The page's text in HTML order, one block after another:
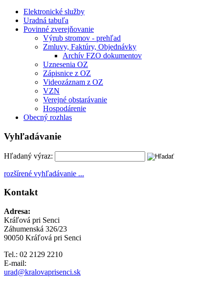
Elektronické služby
Uradná tabuľa
Povinné zverejňovanie
Výrub stromov - prehľad
Zmluvy, Faktúry, Objednávky
Archív FZO dokumentov
Uznesenia OZ
Zápisnice z OZ
Videozáznam z OZ
VZN
Verejné obstarávanie
Hospodárenie
Obecný rozhlas
Vyhľadávanie
Hľadaný výraz:
rozšírené vyhľadávanie ...
Kontakt
Adresa:
Kráľová pri Senci
Záhumenská 326/23
90050 Kráľová pri Senci
Tel.: 02 2129 2210
E-mail:
urad@kralovaprisenci.sk